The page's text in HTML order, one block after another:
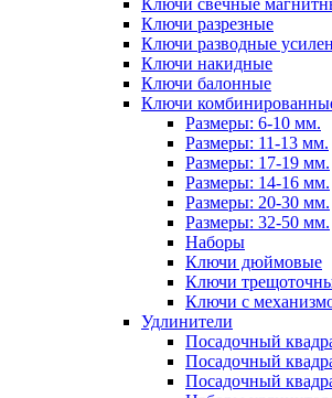
Ключи свечные
Ключи разрезные
Ключи разводные
Ключи накидные
Ключи балонные
Ключи
Размеры: 6-10 мм.
Размеры: 11-13 мм.
Размеры: 17-19 мм.
Размеры: 14-16 мм.
Размеры: 20-30 мм.
Размеры: 32-50 мм.
Наборы
Ключи дюймовые
Ключи
Ключи с
Удлинители
Посадочный
Посадочный
Посадочный